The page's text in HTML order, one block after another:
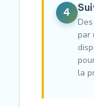
4
par
la